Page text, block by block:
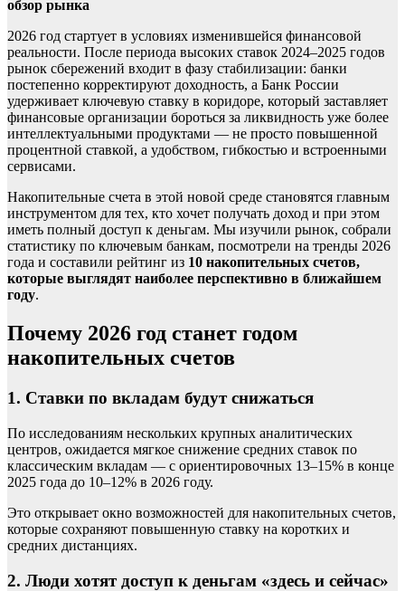
обзор рынка
2026 год стартует в условиях изменившейся финансовой
реальности. После периода высоких ставок 2024–2025 годов
рынок сбережений входит в фазу стабилизации: банки
постепенно корректируют доходность, а Банк России
удерживает ключевую ставку в коридоре, который заставляет
финансовые организации бороться за ликвидность уже более
интеллектуальными продуктами — не просто повышенной
процентной ставкой, а удобством, гибкостью и встроенными
сервисами.
Накопительные счета в этой новой среде становятся главным
инструментом для тех, кто хочет получать доход и при этом
иметь полный доступ к деньгам. Мы изучили рынок, собрали
статистику по ключевым банкам, посмотрели на тренды 2026
года и составили рейтинг из 10 накопительных счетов,
которые выглядят наиболее перспективно в ближайшем
году.
Почему 2026 год станет годом
накопительных счетов
1. Ставки по вкладам будут снижаться
По исследованиям нескольких крупных аналитических
центров, ожидается мягкое снижение средних ставок по
классическим вкладам — с ориентировочных 13–15% в конце
2025 года до 10–12% в 2026 году.
Это открывает окно возможностей для накопительных счетов,
которые сохраняют повышенную ставку на коротких и
средних дистанциях.
2. Люди хотят доступ к деньгам «здесь и сейчас»